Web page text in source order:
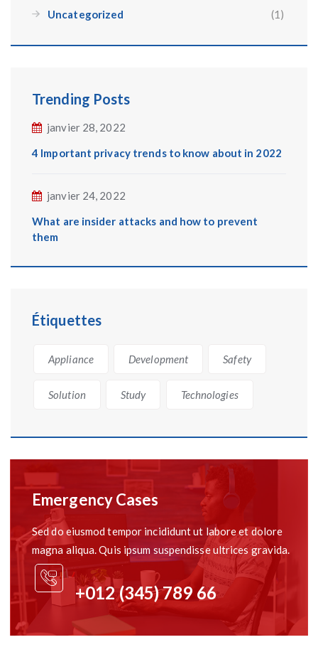
Uncategorized (1)
Trending Posts
janvier 28, 2022
4 Important privacy trends to know about in 2022
janvier 24, 2022
What are insider attacks and how to prevent
them
Étiquettes
Appliance Development Safety
Solution Study Technologies
Emergency Cases
Sed do eiusmod tempor incididunt ut labore et dolore
magna aliqua. Quis ipsum suspendisse ultrices gravida.
+012 (345) 789 66